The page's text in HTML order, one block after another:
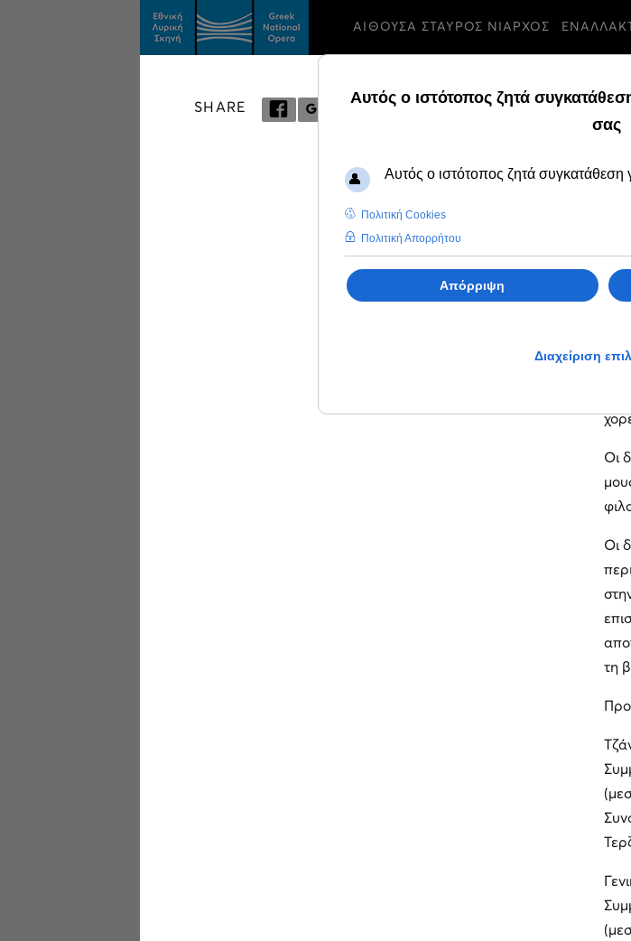
ΑΙΘΟΥΣΑ ΣΤΑΥΡΟΣ ΝΙΑΡΧΟΣ
SHARE
Έως
Με
Οι
Οι
τη